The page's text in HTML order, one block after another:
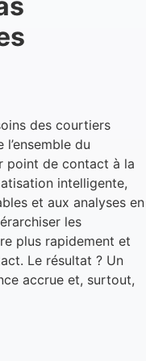
des courtiers
du
point de contact à la
intelligente,
et aux analyses en
les
plus rapidement et
Le résultat ? Un
accrue et, surtout,